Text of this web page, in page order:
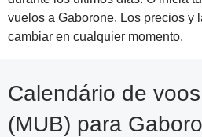
vuelos a Gaborone. Los precios y
cambiar en cualquier momento.
Calendário de
(MUB) para